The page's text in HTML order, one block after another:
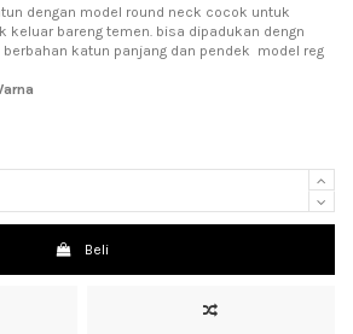
dengan model round neck cocok untuk
keluar bareng temen. bisa dipadukan dengn
katun panjang dan pendek model reg
Beli